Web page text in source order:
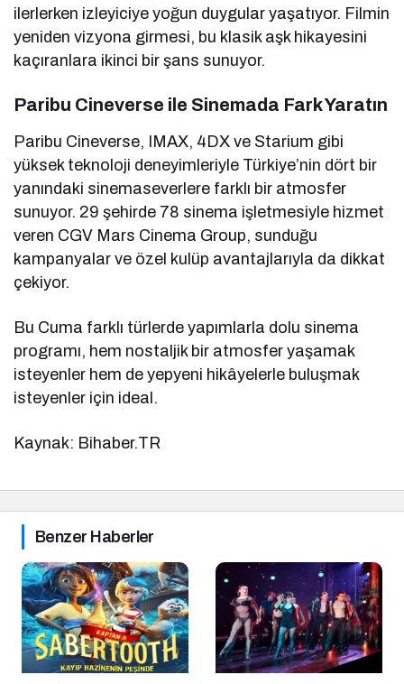
ilerlerken izleyiciye yoğun duygular yaşatıyor. Filmin
yeniden vizyona girmesi, bu klasik aşk hikayesini
kaçıranlara ikinci bir şans sunuyor.
Paribu Cineverse ile Sinemada Fark Yaratın
Paribu Cineverse, IMAX, 4DX ve Starium gibi
yüksek teknoloji deneyimleriyle Türkiye’nin dört bir
yanındaki sinemaseverlere farklı bir atmosfer
sunuyor. 29 şehirde 78 sinema işletmesiyle hizmet
veren CGV Mars Cinema Group, sunduğu
kampanyalar ve özel kulüp avantajlarıyla da dikkat
çekiyor.
Bu Cuma farklı türlerde yapımlarla dolu sinema
programı, hem nostaljik bir atmosfer yaşamak
isteyenler hem de yepyeni hikâyelerle buluşmak
isteyenler için ideal.
Kaynak: Bihaber.TR
Benzer Haberler